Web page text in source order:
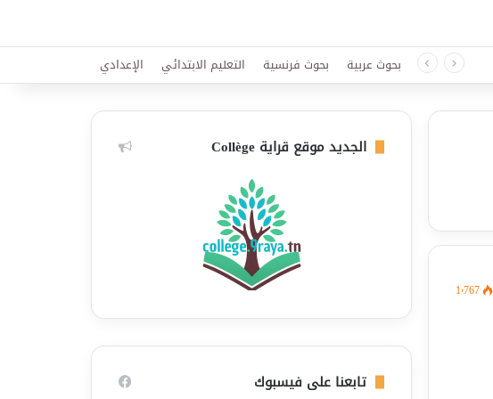
بحوث عربية بحوث فرنسية التعليم الابتدائي الإعدادي
1٬767
الجديد موقع قراية Collège
تابعنا على فيسبوك